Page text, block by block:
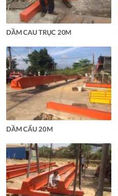
DẦM CAU TRỤC 20M
DẦM CẨU 20M